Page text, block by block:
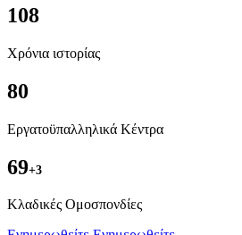
108
Χρόνια ιστορίας
80
Εργατοϋπαλληλικά Κέντρα
69+3
Kλαδικές Ομοσπονδίες